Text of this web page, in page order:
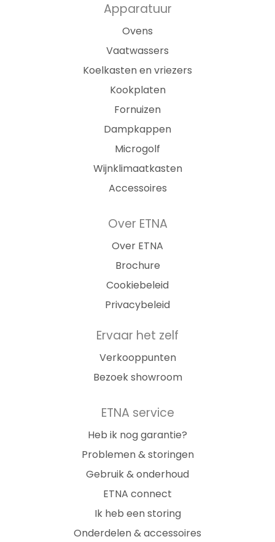
Apparatuur
Ovens
Vaatwassers
Koelkasten en vriezers
Kookplaten
Fornuizen
Dampkappen
Microgolf
Wijnklimaatkasten
Accessoires
Over ETNA
Over ETNA
Brochure
Cookiebeleid
Privacybeleid
Ervaar het zelf
Verkooppunten
Bezoek showroom
ETNA service
Heb ik nog garantie?
Problemen & storingen
Gebruik & onderhoud
ETNA connect
Ik heb een storing
Onderdelen & accessoires